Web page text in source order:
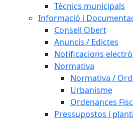
Tècnics municipals
Informació i
Consell Obert
Anuncis / Edictes
Notificacions
Normativa
Normativa /
Urbanisme
Ordenances
Pressupostos i